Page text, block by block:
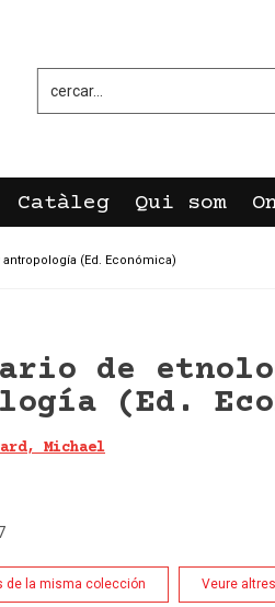
Catàleg Qui som
(Ed. Económica)
de
(Ed.
Michael
de la misma colección Veure